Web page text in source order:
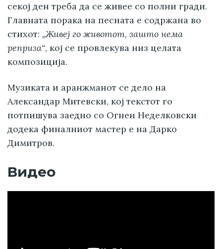
секој ден треба да се живее со полни гради.
Главната порака на песната е содржана во
стихот: „Живеј го животот, зашто нема
реприза“, кој се провлекува низ целата
композиција.
Музиката и аранжманот се дело на
Александар Митевски, кој текстот го
потпишува заедно со Огнен Неделковски
додека финалниот мастер е на Дарко
Димитров.
Видео